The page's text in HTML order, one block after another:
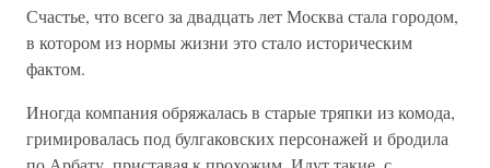
Счастье, что всего за двадцать лет Москва стала городом,
в котором из нормы жизни это стало историческим
фактом.
Иногда компания обряжалась в старые тряпки из комода,
гримировалась под булгаковских персонажей и бродила